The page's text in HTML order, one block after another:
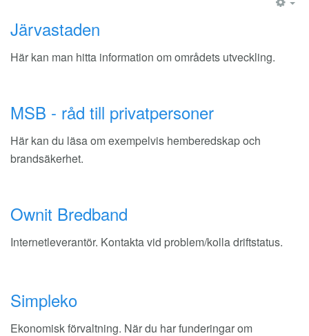
Järvastaden
Här kan man hitta information om områdets utveckling.
MSB - råd till privatpersoner
Här kan du läsa om exempelvis hemberedskap och
brandsäkerhet.
Ownit Bredband
Internetleverantör. Kontakta vid problem/kolla driftstatus.
Simpleko
Ekonomisk förvaltning. När du har funderingar om